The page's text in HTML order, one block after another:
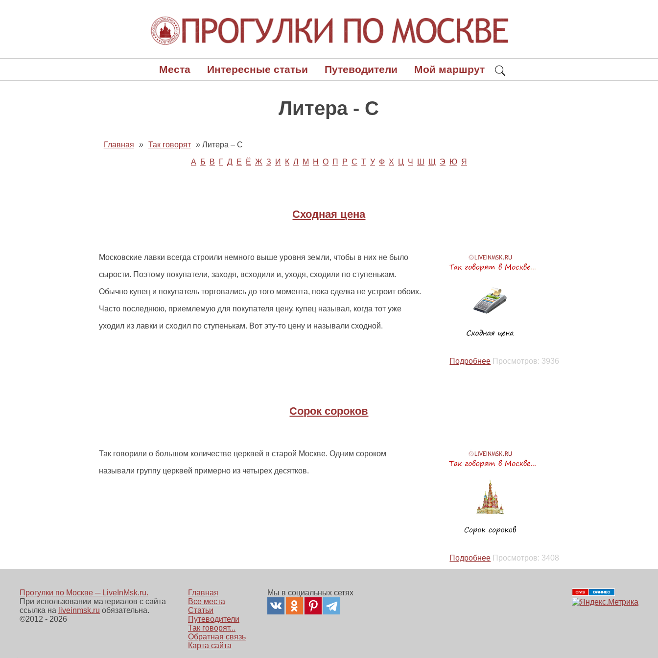
Места Интересные статьи Путеводители Мой маршрут
Литера - С
Главная » Так говорят »Литера – С
А Б В Г Д Е Ё Ж З И К Л М Н О П Р С Т У Ф Х Ц Ч Ш Щ Э Ю Я
Сходная цена
Московские лавки всегда строили немного выше уровня земли, чтобы в них не было
сырости. Поэтому покупатели, заходя, всходили и, уходя, сходили по ступенькам.
Обычно купец и покупатель торговались до того момента, пока сделка не устроит обоих.
Часто последнюю, приемлемую для покупателя цену, купец называл, когда тот уже
уходил из лавки и сходил по ступенькам. Вот эту-то цену и называли сходной.
Подробнее Просмотров: 3936
Сорок сороков
Так говорили о большом количестве церквей в старой Москве. Одним сороком
называли группу церквей примерно из четырех десятков.
Подробнее Просмотров: 3408
Прогулки по Москве ─ LiveInMsk.ru.
При использовании материалов с сайта
ссылка на liveinmsk.ru обязательна.
©2012 - 2026
Главная
Все места
Статьи
Путеводители
Так говорят...
Обратная связь
Карта сайта
Мы в социальных сетях